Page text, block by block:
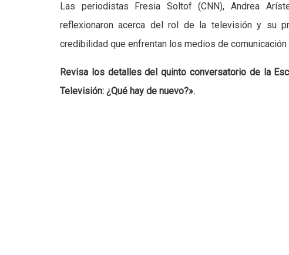
Las periodistas Fresia Soltof (CNN), Andrea
reflexionaron acerca del rol de la televisión y su
credibilidad que enfrentan los medios de comunicación
Revisa los detalles del quinto conversatorio de la
Televisión: ¿Qué hay de nuevo?».